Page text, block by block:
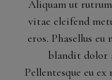
Aliquam ut
vitae eleifend
eros. Phasellus
blandit dolor
Pellentesque eu